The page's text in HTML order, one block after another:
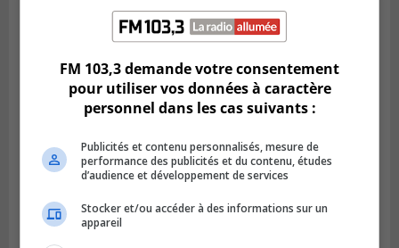
LONGUEUIL
Une poussée tardive propulse les Ducs
vers la victoire à Laval
FM 103,3 demande votre consentement
pour utiliser vos données à caractère
personnel dans les cas suivants :
Publicités et contenu personnalisés, mesure de
performance des publicités et du contenu, études
d’audience et développement de services
Stocker et/ou accéder à des informations sur un
appareil